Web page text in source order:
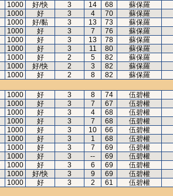
1000 好/快 3 14 68 蘇保羅
1000 好 3 4 70 蘇保羅
1000 好/黏 3 13 73 蘇保羅
1000 好 3 7 76 蘇保羅
1000 好 3 13 78 蘇保羅
1000 好 3 11 80 蘇保羅
1000 好 2 5 82 蘇保羅
1000 好/快 2 3 82 蘇保羅
1000 好 2 8 82 蘇保羅
1000 好 3 8 74 伍碧權
1000 好 3 7 67 伍碧權
1000 好 3 4 68 伍碧權
1000 好 3 7 68 伍碧權
1000 好 3 10 66 伍碧權
1000 好 3 1 68 伍碧權
1000 好 3 7 69 伍碧權
1000 好 3 -- 69 伍碧權
1000 好 3 6 69 伍碧權
1000 好/快 3 9 69 伍碧權
1000 好 3 2 61 伍碧權